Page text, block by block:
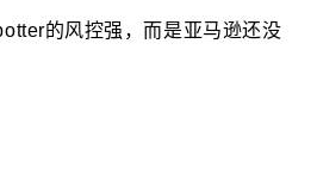
的风控强，而是亚马逊还没